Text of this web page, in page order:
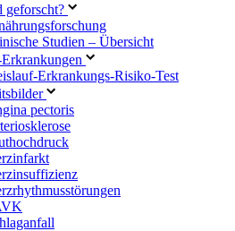
geforscht?
Studien – Übersicht
Erkrankungs-Risiko-Test
pectoris